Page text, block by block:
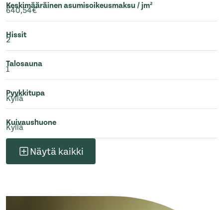
Keskimääräinen asumisoikeusmaksu / jm²
640,54€
Hissit
2
Talosauna
1
Pyykkitupa
Kyllä
Kuivaushuone
Kyllä
Näytä kaikki